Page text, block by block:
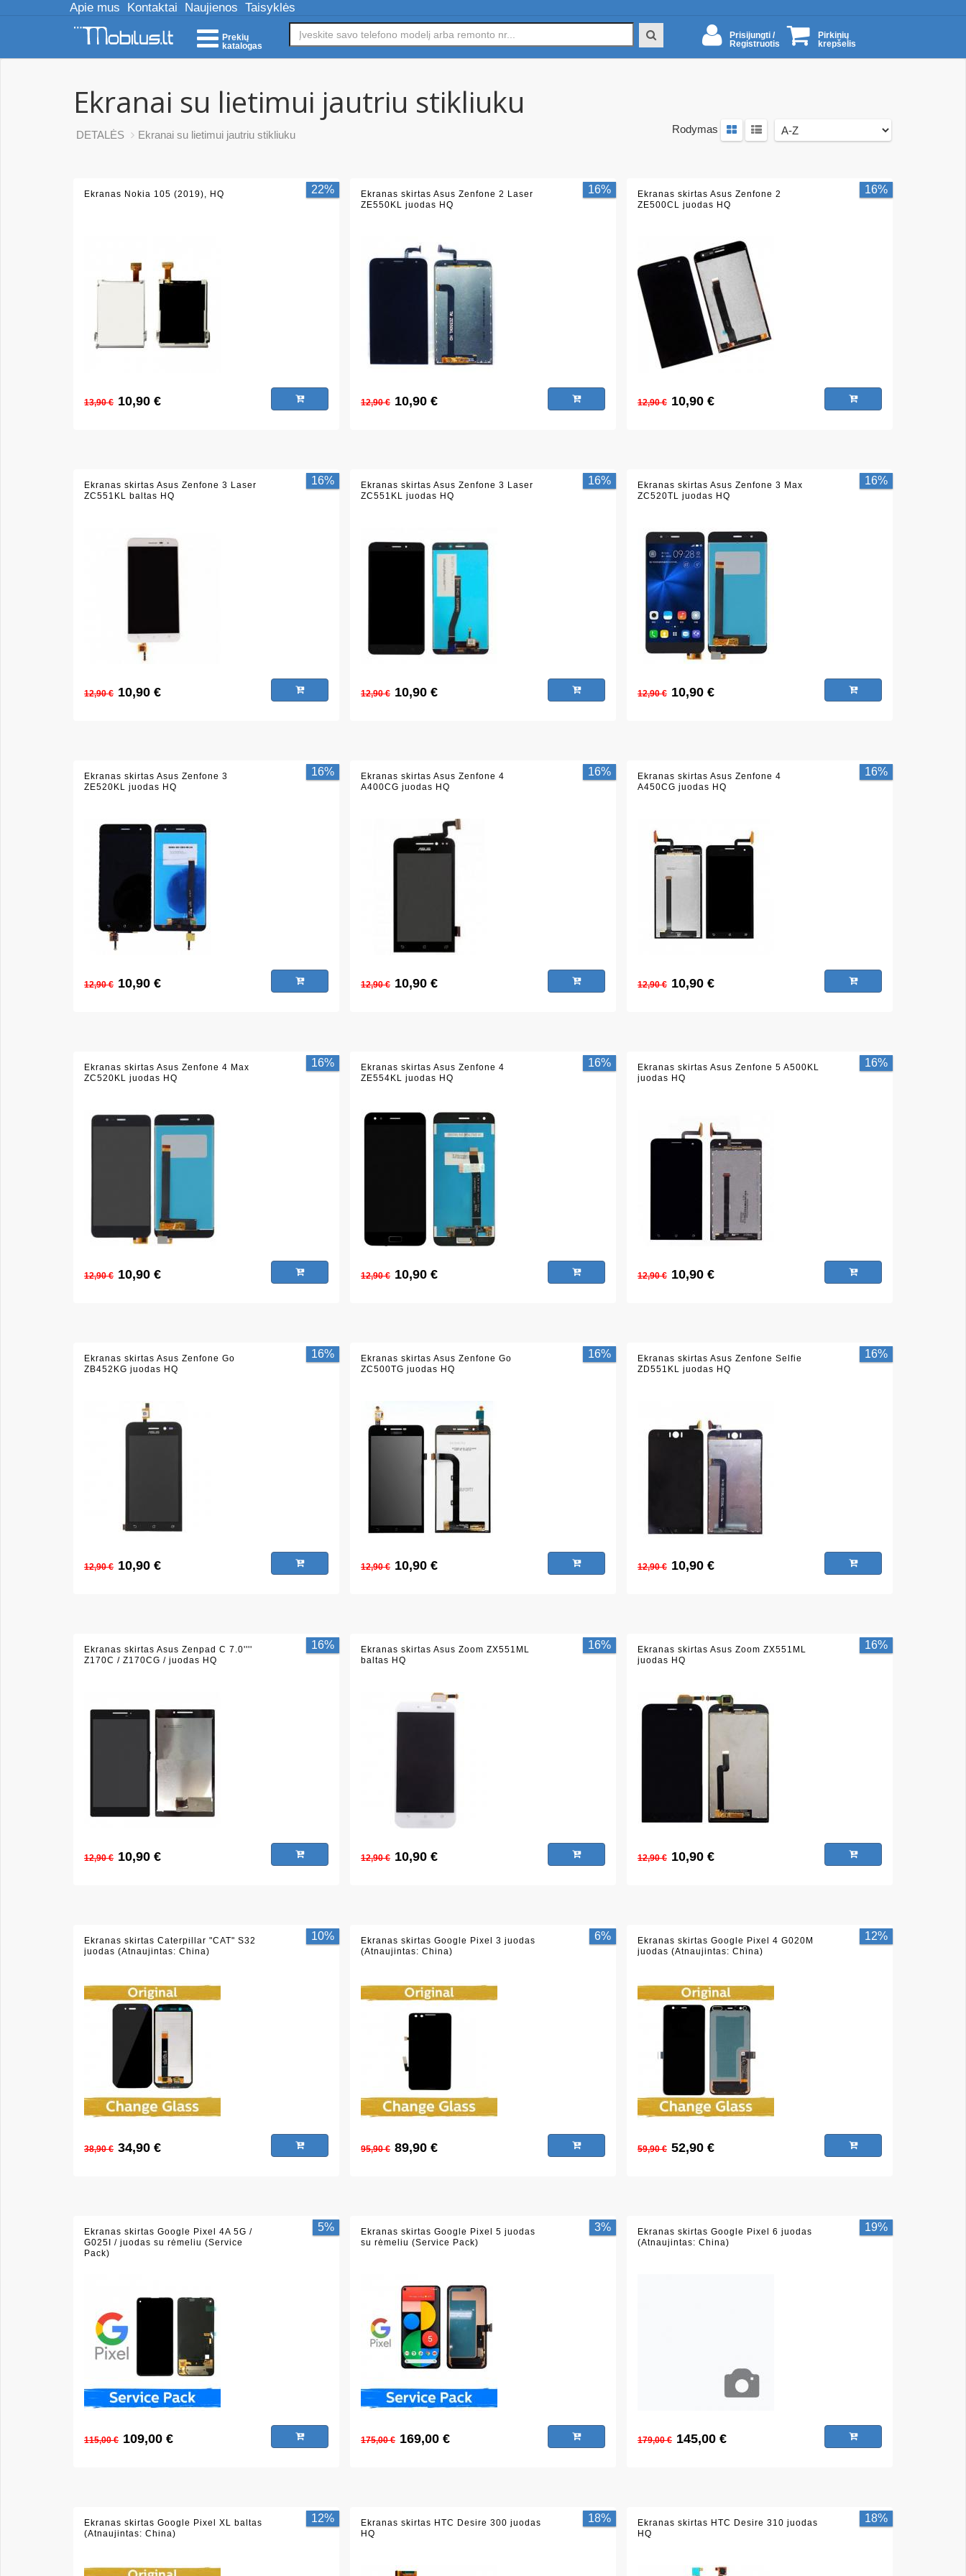
Apie mus Kontaktai Naujienos Taisyklės
Prekių
katalogas
Prisijungti /
Registruotis
Pirkinių
krepšelis
Ekranai su lietimui jautriu stikliuku
DETALĖS Ekranai su lietimui jautriu stikliuku Rodymas
22%
Ekranas Nokia 105 (2019), HQ
13,90 € 10,90 €
16%
Ekranas skirtas Asus Zenfone 2 Laser
ZE550KL juodas HQ
12,90 € 10,90 €
16%
Ekranas skirtas Asus Zenfone 2
ZE500CL juodas HQ
12,90 € 10,90 €
16%
Ekranas skirtas Asus Zenfone 3 Laser
ZC551KL baltas HQ
12,90 € 10,90 €
16%
Ekranas skirtas Asus Zenfone 3 Laser
ZC551KL juodas HQ
12,90 € 10,90 €
16%
Ekranas skirtas Asus Zenfone 3 Max
ZC520TL juodas HQ
12,90 € 10,90 €
16%
Ekranas skirtas Asus Zenfone 3
ZE520KL juodas HQ
12,90 € 10,90 €
16%
Ekranas skirtas Asus Zenfone 4
A400CG juodas HQ
12,90 € 10,90 €
16%
Ekranas skirtas Asus Zenfone 4
A450CG juodas HQ
12,90 € 10,90 €
16%
Ekranas skirtas Asus Zenfone 4 Max
ZC520KL juodas HQ
12,90 € 10,90 €
16%
Ekranas skirtas Asus Zenfone 4
ZE554KL juodas HQ
12,90 € 10,90 €
16%
Ekranas skirtas Asus Zenfone 5 A500KL
juodas HQ
12,90 € 10,90 €
16%
Ekranas skirtas Asus Zenfone Go
ZB452KG juodas HQ
12,90 € 10,90 €
16%
Ekranas skirtas Asus Zenfone Go
ZC500TG juodas HQ
12,90 € 10,90 €
16%
Ekranas skirtas Asus Zenfone Selfie
ZD551KL juodas HQ
12,90 € 10,90 €
16%
Ekranas skirtas Asus Zenpad C 7.0''''
Z170C / Z170CG / juodas HQ
12,90 € 10,90 €
16%
Ekranas skirtas Asus Zoom ZX551ML
baltas HQ
12,90 € 10,90 €
16%
Ekranas skirtas Asus Zoom ZX551ML
juodas HQ
12,90 € 10,90 €
10%
Ekranas skirtas Caterpillar "CAT" S32
juodas (Atnaujintas: China)
38,90 € 34,90 €
6%
Ekranas skirtas Google Pixel 3 juodas
(Atnaujintas: China)
95,90 € 89,90 €
12%
Ekranas skirtas Google Pixel 4 G020M
juodas (Atnaujintas: China)
59,90 € 52,90 €
5%
Ekranas skirtas Google Pixel 4A 5G /
G025I / juodas su rėmeliu (Service
Pack)
115,00 € 109,00 €
3%
Ekranas skirtas Google Pixel 5 juodas
su rėmeliu (Service Pack)
175,00 € 169,00 €
19%
Ekranas skirtas Google Pixel 6 juodas
(Atnaujintas: China)
179,00 € 145,00 €
12%
Ekranas skirtas Google Pixel XL baltas
(Atnaujintas: China)
18%
Ekranas skirtas HTC Desire 300 juodas
HQ
18%
Ekranas skirtas HTC Desire 310 juodas
HQ